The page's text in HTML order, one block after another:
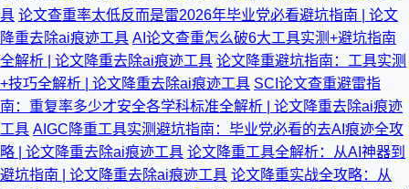
具 论文查重率太低反而是雷2026年毕业党必看避坑指南 | 论文
降重去除ai痕迹工具 AI论文查重怎么破6大工具实测+避坑指南
全解析 | 论文降重去除ai痕迹工具 论文降重避坑指南：工具实测
+技巧全解析 | 论文降重去除ai痕迹工具 SCI论文查重避雷指
南：重复率多少才安全各学科标准全解析 | 论文降重去除ai痕迹
工具 AIGC降重工具实测避坑指南：毕业党必看的去AI痕迹全攻
略 | 论文降重去除ai痕迹工具 论文降重工具全解析：从AI神器到
避坑指南 | 论文降重去除ai痕迹工具 论文降重实战全攻略：从